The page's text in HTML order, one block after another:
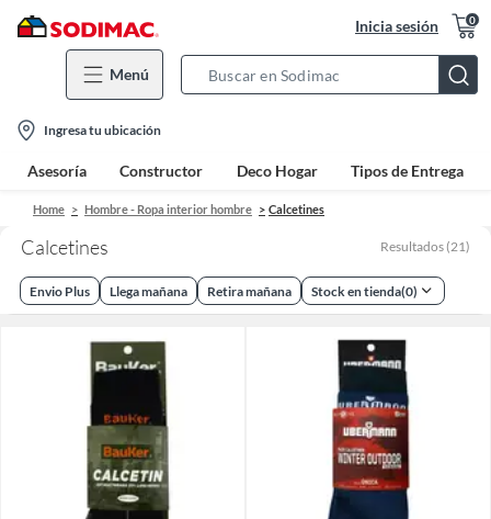
Inicia sesión 0
Menú
Bar
location-
icon
Ingresa tu ubicación
Asesoría Constructor Deco Hogar Tipos de Entrega
Home Hombre - Ropa interior hombre Calcetines
Calcetines Resultados (21)
Envio Plus Llega mañana Retira mañana Stock en tienda(0)